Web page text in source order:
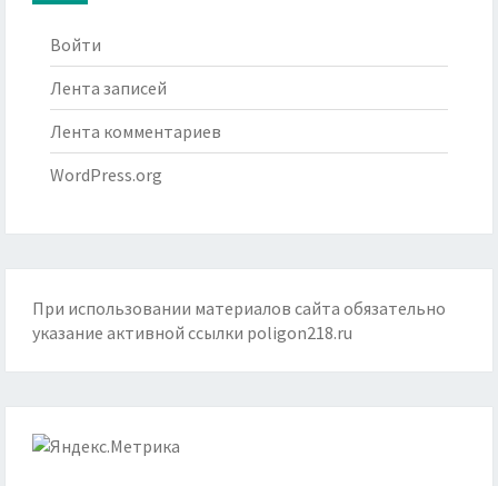
Войти
Лента записей
Лента комментариев
WordPress.org
При использовании материалов сайта обязательно
указание активной ссылки poligon218.ru